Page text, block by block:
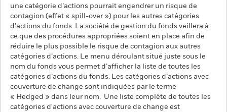
une catégorie d’actions pourrait engendrer un risque de
contagion (effet « spill-over ») pour les autres catégories
d’actions du fonds. La société de gestion du fonds veillera à
ce que des procédures appropriées soient en place afin de
réduire le plus possible le risque de contagion aux autres
catégories d’actions. Le menu déroulant situé juste sous le
nom du fonds vous permet d’afficher la liste de toutes les
catégories d’actions du fonds. Les catégories d’actions avec
couverture de change sont indiquées par le terme
« Hedged » dans leur nom. Une liste complète de toutes les
catégories d'actions avec couverture de change est